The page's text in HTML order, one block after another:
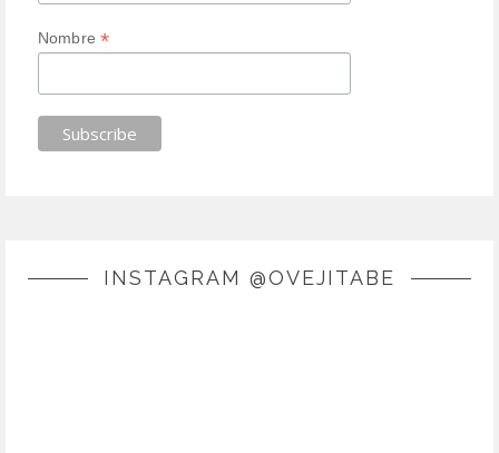
Nombre*
INSTAGRAM @OVEJITABE